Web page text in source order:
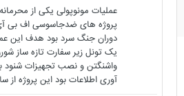
عملیات مونوپولی یکی از
پروژه های ضدجاسوسی اف بی
دوران جنگ سرد بود هدف این
یک تونل زیر سفارت تازه ساز
واشنگتن و نصب تجهیزات شنود
آوری اطلاعات بود این پروژه از سال